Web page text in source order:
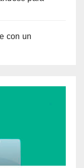
con un